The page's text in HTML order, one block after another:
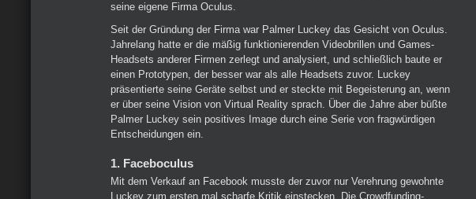
seine eigene Firma Oculus.
Seit der Gründung der Firma war Palmer Luckey das Gesicht von Oculus.
Jahrelang hatte er die mäßig funktionierenden Videobrillen und Games-
Headsets anderer Firmen zerlegt und analysiert, und schließlich baute er
einen Prototypen, der besser war als alle Headsets zuvor. Luckey
präsentierte seine Geräte selbst und er steckte mit Begeisterung an, wenn
er über seine Vision von Virtual Reality sprach. Über die Jahre aber büßte
Palmer Luckey sein positives Image durch eine Serie von fragwürdigen
Entscheidungen ein.
1. Faceboculus
Mit dem Verkauf an Facebook musste der zuvor nur Verehrung gewohnte
Luckey zum ersten mal scharfe Kritik einstecken. Die Crowdfunding-